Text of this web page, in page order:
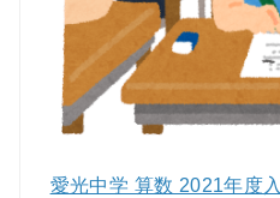
愛光中学 算数 2021年度